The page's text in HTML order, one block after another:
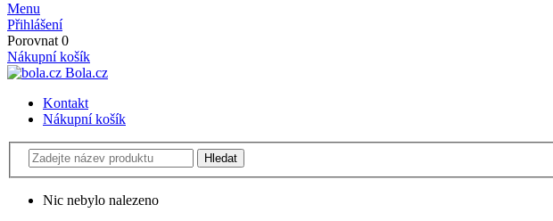
Menu
Přihlášení
Porovnat 0
Nákupní košík
Bola.cz
Kontakt
Nákupní košík
Nic nebylo nalezeno